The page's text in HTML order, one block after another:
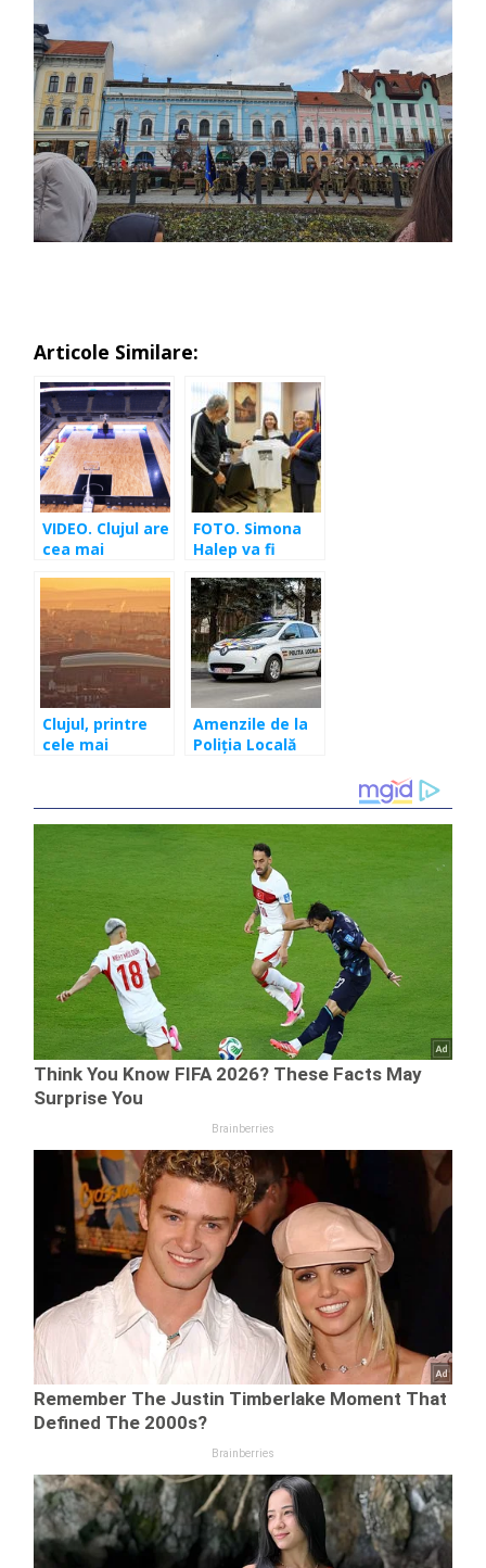
Articole Similare:
VIDEO. Clujul are
cea mai
indoor din
România! Exact
ca în NBA
FOTO. Simona
Halep va fi
onoare al
municipiului
Cluj-Napoca!
Clujul, printre
cele mai
de azot! Comisia
Europeană a
trimis României
Amenzile de la
Poliția Locală
mai ușor